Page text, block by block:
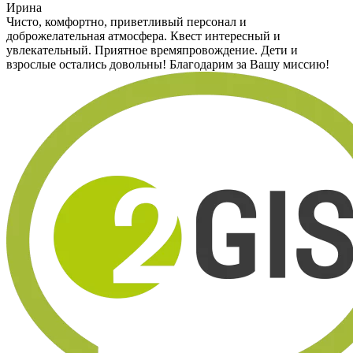
Ирина
Чисто, комфортно, приветливый персонал и
доброжелательная атмосфера. Квест интересный и
увлекательный. Приятное времяпровождение. Дети и
взрослые остались довольны! Благодарим за Вашу миссию!